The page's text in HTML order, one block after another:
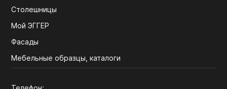
Столешницы
Мой ЭГГЕР
Фасады
Мебельные образцы, каталоги